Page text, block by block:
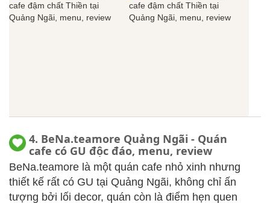
4. BeNa.teamore Quảng Ngãi - Quán
cafe có GU độc đáo, menu, review
BeNa.teamore là một quán cafe nhỏ xinh nhưng
thiết kế rất có GU tại Quảng Ngãi, không chỉ ấn
tượng bởi lối decor, quán còn là điểm hẹn quen